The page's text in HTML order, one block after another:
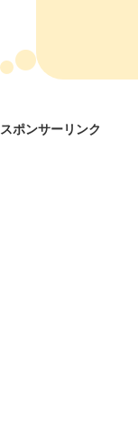
スポンサーリンク